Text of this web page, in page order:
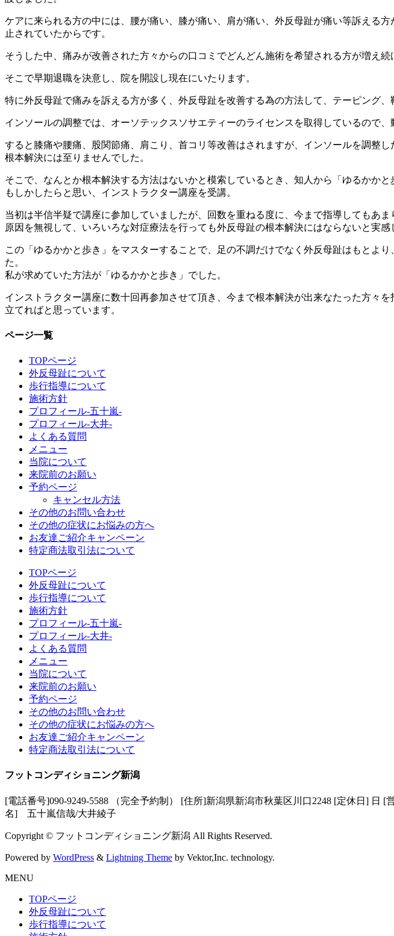
ケアに来られる方の中には、腰が痛い、膝が痛い、肩が痛い、外反母趾が痛い等訴える
止されていたからです。
そうした中、痛みが改善された方々からの口コミでどんどん施術を希望される方が増え続
そこで早期退職を決意し、院を開設し現在にいたります。
特に外反母趾で痛みを訴える方が多く、外反母趾を改善する為の方法して、テーピング
インソールの調整では、オーソテックスソサエティーのライセンスを取得しているので
すると膝痛や腰痛、股関節痛、肩こり、首コリ等改善はされますが、インソールを調整
根本解決には至りませんでした。
そこで、なんとか根本解決する方法はないかと模索しているとき、知人から「ゆるかか
もしかしたらと思い、インストラクター講座を受講。
当初は半信半疑で講座に参加していましたが、回数を重ねる度に、今まで指導してもあ
原因を無視して、いろいろな対症療法を行っても外反母趾の根本解決にはならないと実感
この「ゆるかかと歩き」をマスターすることで、足の不調だけでなく外反母趾はもとよ
た。
私が求めていた方法が「ゆるかかと歩き」でした。
インストラクター講座に数十回再参加させて頂き、今まで根本解決が出来なたった方々
立てればと思っています。
ページ一覧
TOPページ
外反母趾について
歩行指導について
施術方針
プロフィール-五十嵐-
プロフィール-大井-
よくある質問
メニュー
当院について
来院前のお願い
予約ページ
キャンセル方法
その他のお問い合わせ
その他の症状にお悩みの方へ
お友達ご紹介キャンペーン
特定商法取引法について
TOPページ
外反母趾について
歩行指導について
施術方針
プロフィール-五十嵐-
プロフィール-大井-
よくある質問
メニュー
当院について
来院前のお願い
予約ページ
その他のお問い合わせ
その他の症状にお悩みの方へ
お友達ご紹介キャンペーン
特定商法取引法について
フットコンディショニング新潟
[電話番号]090-9249-5588 （完全予約制） [住所]新潟県新潟市秋葉区川口2248 [定休
名] 五十嵐信哉/大井綾子
Copyright © フットコンディショニング新潟 All Rights Reserved.
Powered by WordPress & Lightning Theme by Vektor,Inc. technology.
MENU
TOPページ
外反母趾について
歩行指導について